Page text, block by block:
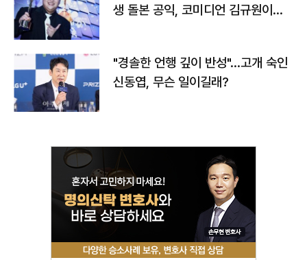
생 돌본 공익, 코미디언 김규원이었
"경솔한 언행 깊이 반성"…고개 숙인
신동엽, 무슨 일이길래?